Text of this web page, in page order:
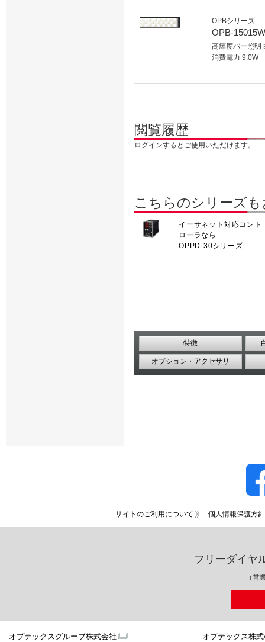
OPBシリーズ
OPB-
高輝度バー照明
消費電力 9.0W
閲覧履歴
ログインするとご使用いただけます。
こちらのシリーズ
イーサネット対応コント
ローラなら
OPPD-30シリーズ
特徴
オプション・アクセサリ
サイトのご利用について 個人情報保護方針
フリーダイヤ
（営
オプテックスグループ株式会社
オプテックス株